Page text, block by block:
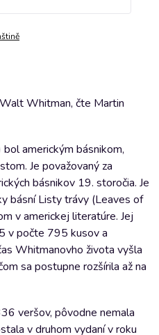
Whitman, čte Martin
americkým básnikom,
Je považovaný za
básnikov 19. storočia. Je
básní Listy trávy (Leaves of
v americkej literatúre. Jej
v počte 795 kusov a
Whitmanovho života vyšla
sa postupne rozšírila až na
veršov, pôvodne nemala
v druhom vydaní v roku